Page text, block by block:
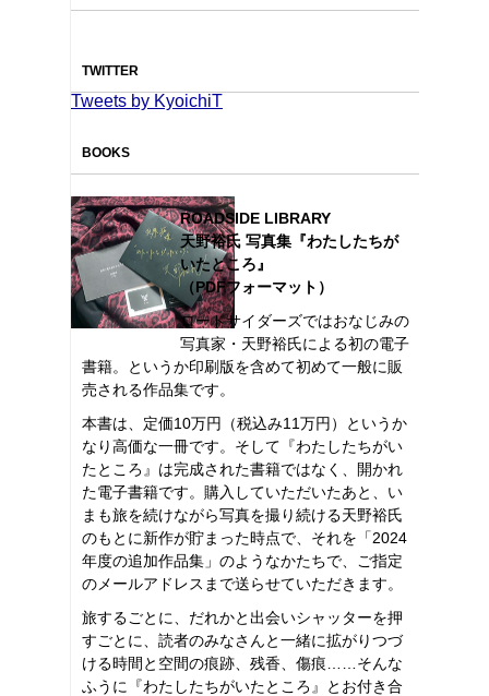
TWITTER
Tweets by KyoichiT
BOOKS
ROADSIDE LIBRARY
天野裕氏 写真集『わたしたちが
いたところ』
（PDFフォーマット）
ロードサイダーズではおなじみの
写真家・天野裕氏による初の電子
書籍。というか印刷版を含めて初めて一般に販
売される作品集です。
本書は、定価10万円（税込み11万円）というか
なり高価な一冊です。そして『わたしたちがい
たところ』は完成された書籍ではなく、開かれ
た電子書籍です。購入していただいたあと、い
まも旅を続けながら写真を撮り続ける天野裕氏
のもとに新作が貯まった時点で、それを「2024
年度の追加作品集」のようなかたちで、ご指定
のメールアドレスまで送らせていただきます。
旅するごとに、だれかと出会いシャッターを押
すごとに、読者のみなさんと一緒に拡がりつづ
ける時間と空間の痕跡、残香、傷痕……そんな
ふうに『わたしたちがいたところ』とお付き合